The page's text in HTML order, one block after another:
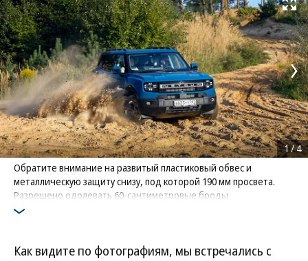
Развернуть
Обратите внимание на развитый пластиковый обвес и
металлическую защиту снизу, под которой 190 мм просвета.
Разрешено одолевать 60-сантиметровые броды
Фото: Вячеслав Крылов, Александр Катаев
1/4
Как видите по фотографиям, мы встречались с